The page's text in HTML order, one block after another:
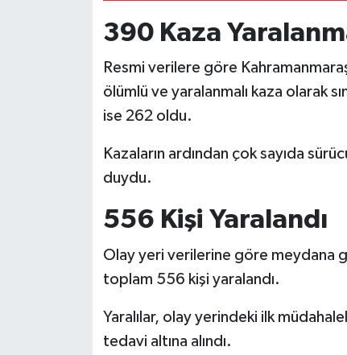
390 Kaza
Resmi verilere göre
ölümlü ve yaralanmalı kaza olarak
ise 262 oldu.
Kazaların ardından çok sayıda
duydu.
556 Kişi Yaralandı
Olay yeri verilerine göre meydana
toplam 556 kişi yaralandı.
Yaralılar, olay yerindeki ilk
tedavi altına alındı.
SEÇİM 2014
KİM KİMDİR
ÇEK GÖNDER